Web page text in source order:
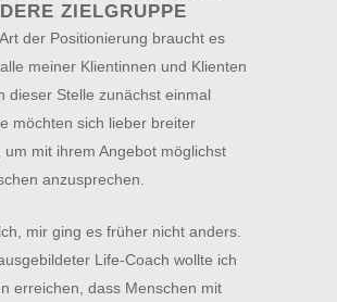
ZIELGRUPPE
der Positionierung braucht es
meiner Klientinnen und Klienten
dieser Stelle zunächst einmal
möchten sich lieber breiter
um mit ihrem Angebot möglichst
anzusprechen.
mir ging es früher nicht anders.
Life-Coach wollte ich
erreichen, dass Menschen mit